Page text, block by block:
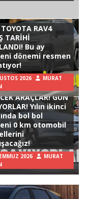
RAV4
TARİHİ
Bu ay
dönemi resmen
2026
MURAT
ARAÇLAR! GÜN
Yılın ikinci
bol bol
0 km otomobil
2026
MURAT